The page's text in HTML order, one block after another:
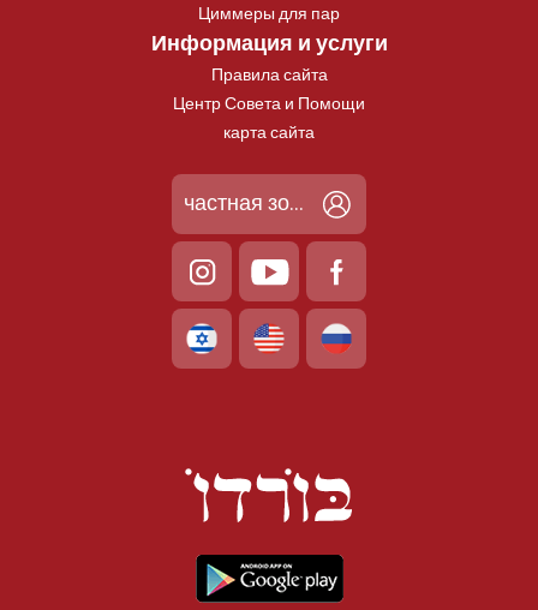
Циммеры для пар
Информация и услуги
Правила сайта
Центр Совета и Помощи
карта сайта
частная зона